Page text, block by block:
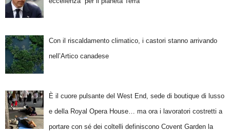
Con il riscaldamento climatico, i castori stanno arrivando
nell’Artico canadese
È il cuore pulsante del West End, sede di boutique di lusso
e della Royal Opera House… ma ora i lavoratori costretti a
portare con sé dei coltelli definiscono Covent Garden la